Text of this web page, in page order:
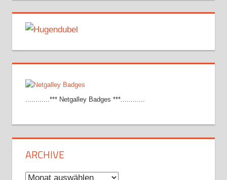
............*** Netgalley Badges ***............
ARCHIVE
Archive